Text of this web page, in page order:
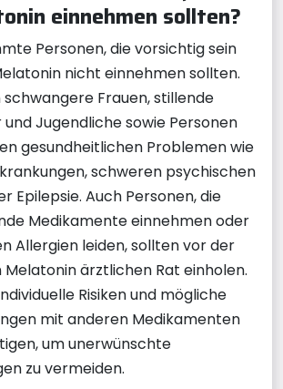
einnehmen sollten?
Personen, die vorsichtig sein
nicht einnehmen sollten.
schwangere Frauen, stillende
Jugendliche sowie Personen
gesundheitlichen Problemen wie
schweren psychischen
Epilepsie. Auch Personen, die
Medikamente einnehmen oder
Allergien leiden, sollten vor der
Melatonin ärztlichen Rat einholen.
Risiken und mögliche
mit anderen Medikamenten
um unerwünschte
zu vermeiden.